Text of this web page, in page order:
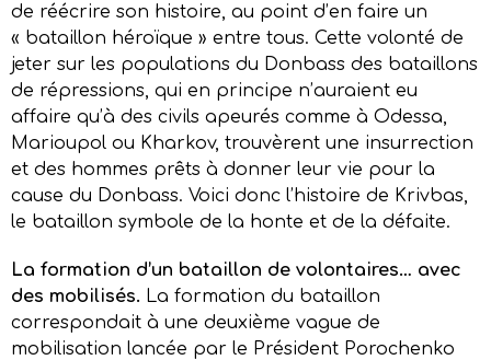
de réécrire son histoire, au point d’en faire un
« bataillon héroïque » entre tous. Cette volonté de
jeter sur les populations du Donbass des bataillons
de répressions, qui en principe n’auraient eu
affaire qu’à des civils apeurés comme à Odessa,
Marioupol ou Kharkov, trouvèrent une insurrection
et des hommes prêts à donner leur vie pour la
cause du Donbass. Voici donc l’histoire de Krivbas,
le bataillon symbole de la honte et de la défaite.
La formation d’un bataillon de volontaires… avec
des mobilisés. La formation du bataillon
correspondait à une deuxième vague de
mobilisation lancée par le Président Porochenko